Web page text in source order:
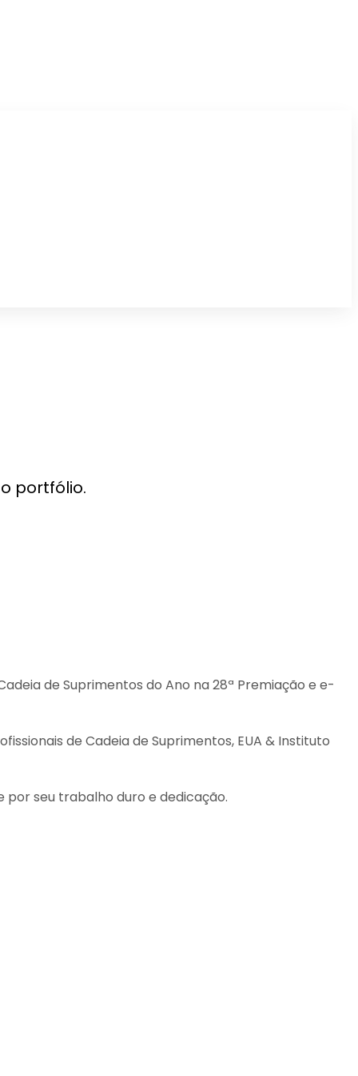
portfólio.
de Suprimentos do Ano na 28ª Premiação e e-
de Cadeia de Suprimentos, EUA & Instituto
seu trabalho duro e dedicação.